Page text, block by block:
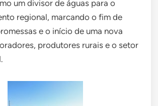
um divisor de águas para o
regional, marcando o fim de
e o início de uma nova
produtores rurais e o setor